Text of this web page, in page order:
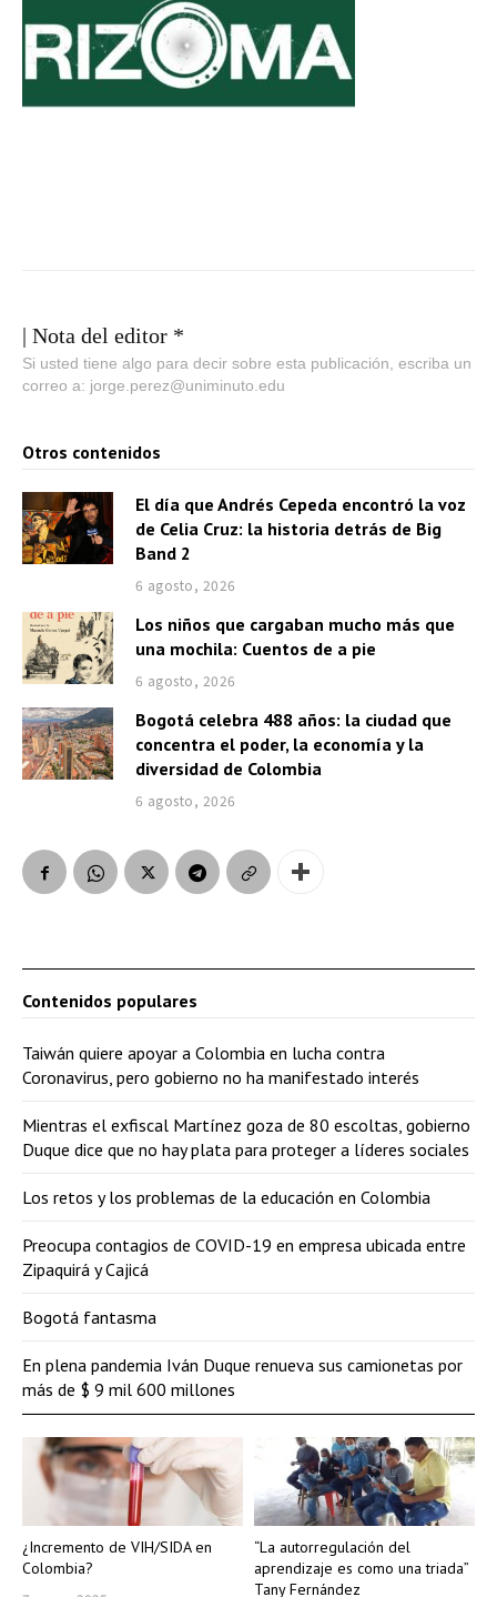
| Nota del editor *
Si usted tiene algo para decir sobre esta publicación, escriba un
correo a: jorge.perez@uniminuto.edu
Otros contenidos
El día que Andrés Cepeda encontró la voz
de Celia Cruz: la historia detrás de Big
Band 2
6 agosto, 2026
Los niños que cargaban mucho más que
una mochila: Cuentos de a pie
6 agosto, 2026
Bogotá celebra 488 años: la ciudad que
concentra el poder, la economía y la
diversidad de Colombia
6 agosto, 2026
¿Incremento de VIH/SIDA en
Colombia?
“La autorregulación del
aprendizaje es como una triada”
Tany Fernández
Contenidos populares
Taiwán quiere apoyar a Colombia en lucha contra
Coronavirus, pero gobierno no ha manifestado interés
Mientras el exfiscal Martínez goza de 80 escoltas, gobierno
Duque dice que no hay plata para proteger a líderes sociales
Los retos y los problemas de la educación en Colombia
Preocupa contagios de COVID-19 en empresa ubicada entre
Zipaquirá y Cajicá
Bogotá fantasma
En plena pandemia Iván Duque renueva sus camionetas por
más de $ 9 mil 600 millones